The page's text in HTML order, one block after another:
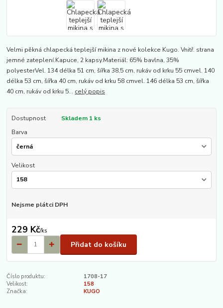
Velmi pěkná chlapecká teplejší mikina z nové kolekce Kugo. Vnitř. strana
jemné zateplení.Kapuce, 2 kapsy.Materiál: 65% bavlna, 35%
polyesterVel. 134 délka 51 cm, šířka 38,5 cm, rukáv od krku 55 cmvel. 140
délka 53 cm, šířka 40 cm, rukáv od krku 58 cmvel. 146 délka 53 cm, šířka
40 cm, rukáv od krku 5... celý popis
Dostupnost
Skladem 1 ks
Barva
Velikost
Nejsme plátci DPH
229 Kč/ks
Přidat do košíku
Číslo produktu:
1708-17
Velikost:
158
Značka:
KUGO